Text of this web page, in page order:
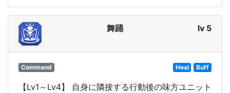
舞踊 lv 5
Command Heal Buff
【Lv1～Lv4】 自身に隣接する行動後の味方ユニット